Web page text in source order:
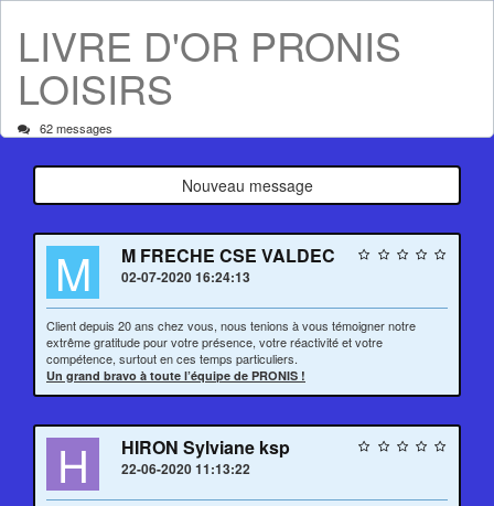
LIVRE D'OR PRONIS
LOISIRS
62 messages
Nouveau message
M M FRECHE CSE VALDEC
02-07-2020 16:24:13
Client depuis 20 ans chez vous, nous tenions à vous témoigner notre
extrême gratitude pour votre présence, votre réactivité et votre
compétence, surtout en ces temps particuliers.
Un grand bravo à toute l’équipe de PRONIS !
H HIRON Sylviane ksp
22-06-2020 11:13:22